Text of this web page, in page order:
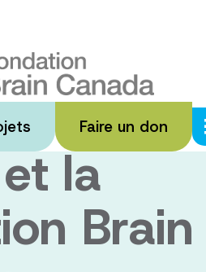
Faire un don
de
la
Brain